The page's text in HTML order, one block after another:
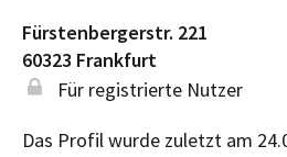
Fürstenbergerstr. 221
60323 Frankfurt
Für registrierte Nutzer
Das Profil wurde zuletzt am